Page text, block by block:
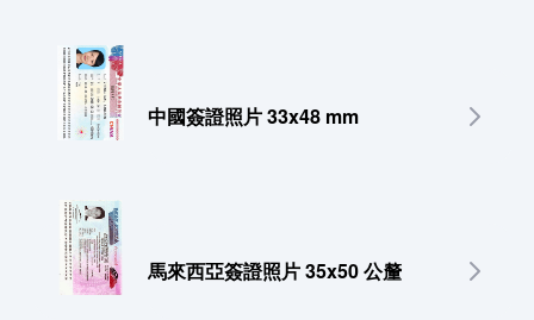
中國簽證照片 33x48 mm
馬來西亞簽證照片 35x50 公釐